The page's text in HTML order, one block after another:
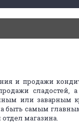
и продажи
сладостей,
или заварным
быть самым
магазина.